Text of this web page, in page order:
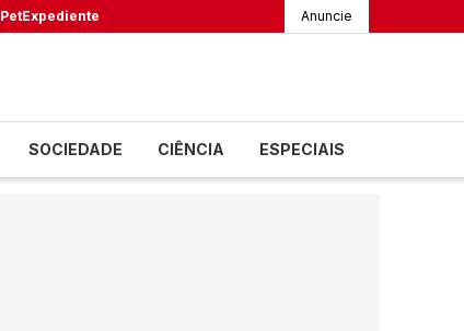
PetExpediente Anuncie
SOCIEDADE CIÊNCIA ESPECIAIS